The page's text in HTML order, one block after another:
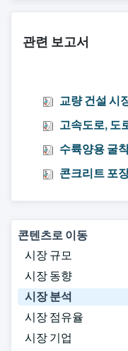
관련 보고서
교량 건설 시
고속도로, 도
수륙양용 굴
콘크리트 포
콘텐츠로 이동
시장 규모
시장 동향
시장 분석
시장 점유율
시장 기업